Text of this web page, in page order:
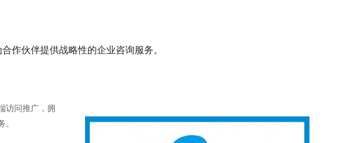
作伙伴提供战略性的企业咨询服务。
访问推广，拥
。